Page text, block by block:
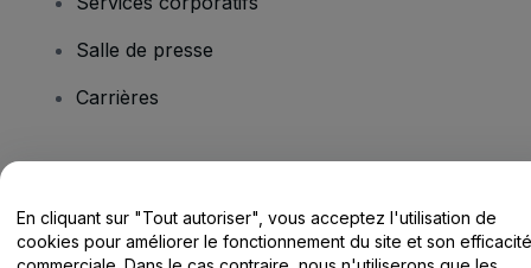
Salle de presse
Carrières
Centre d'assistance / Nous contacter
En cliquant sur "Tout autoriser", vous acceptez l'utilisation de
cookies pour améliorer le fonctionnement du site et son efficacité